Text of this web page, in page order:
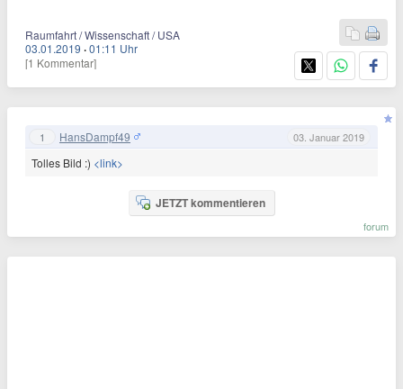
Raumfahrt / Wissenschaft / USA
03.01.2019 ·01:11 Uhr
[1 Kommentar]
1 HansDampf49 03. Januar 2019
Tolles Bild :) <link>
JETZT kommentieren
forum